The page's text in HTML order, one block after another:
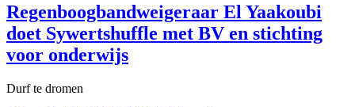
Regenboogbandweigeraar El Yaakoubi
doet Sywertshuffle met BV en stichting
voor onderwijs
Durf te dromen